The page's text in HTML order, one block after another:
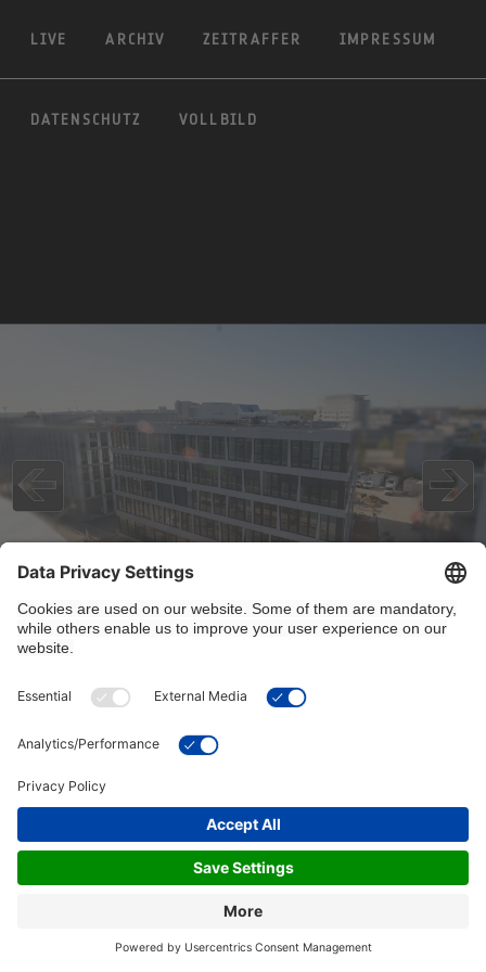
LIVE ARCHIV ZEITRAFFER IMPRESSUM
DATENSCHUTZ VOLLBILD
4/22/2026, 8:15:01 AM